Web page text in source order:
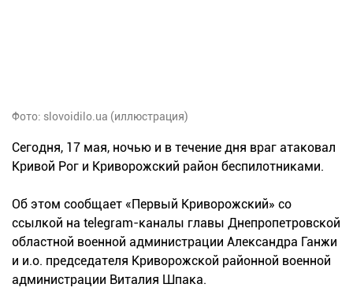
Фото: slovoidilo.ua (иллюстрация)
Сегодня, 17 мая, ночью и в течение дня враг атаковал
Кривой Рог и Криворожский район беспилотниками.
Об этом сообщает «Первый Криворожский» со
ссылкой на telegram-каналы главы Днепропетровской
областной военной администрации Александра Ганжи
и и.о. председателя Криворожской районной военной
администрации Виталия Шпака.